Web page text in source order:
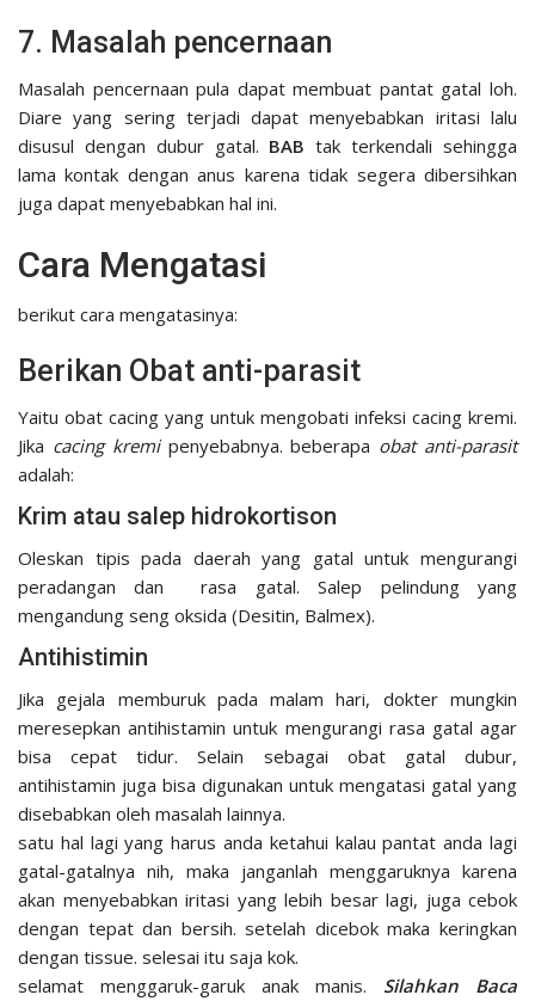
7. Masalah pencernaan
Masalah pencernaan pula dapat membuat pantat gatal loh.
Diare yang sering terjadi dapat menyebabkan iritasi lalu
disusul dengan dubur gatal. BAB tak terkendali sehingga
lama kontak dengan anus karena tidak segera dibersihkan
juga dapat menyebabkan hal ini.
Cara Mengatasi
berikut cara mengatasinya:
Berikan Obat anti-parasit
Yaitu obat cacing yang untuk mengobati infeksi cacing kremi.
Jika cacing kremipenyebabnya. beberapa obat anti-parasit
adalah:
Krim atau salep hidrokortison
Oleskan tipis pada daerah yang gatal untuk mengurangi
peradangan dan rasa gatal. Salep pelindung yang
mengandung seng oksida (Desitin, Balmex).
Antihistimin
Jika gejala memburuk pada malam hari, dokter mungkin
meresepkan antihistamin untuk mengurangi rasa gatal agar
bisa cepat tidur. Selain sebagai obat gatal dubur,
antihistamin juga bisa digunakan untuk mengatasi gatal yang
disebabkan oleh masalah lainnya.
satu hal lagi yang harus anda ketahui kalau pantat anda lagi
gatal-gatalnya nih, maka janganlah menggaruknya karena
akan menyebabkan iritasi yang lebih besar lagi, juga cebok
dengan tepat dan bersih. setelah dicebok maka keringkan
dengan tissue. selesai itu saja kok.
selamat menggaruk-garuk anak manis. Silahkan Baca